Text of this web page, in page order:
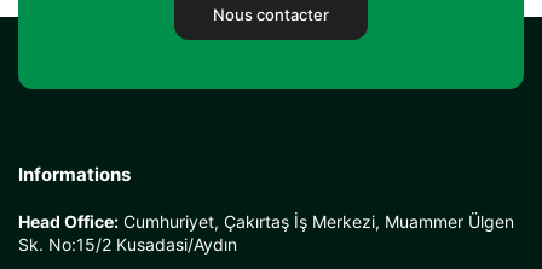
Nous contacter
Informations
Head Office: Cumhuriyet, Çakırtaş İş Merkezi, Muammer Ülgen
Sk. No:15/2 Kusadasi/Aydın